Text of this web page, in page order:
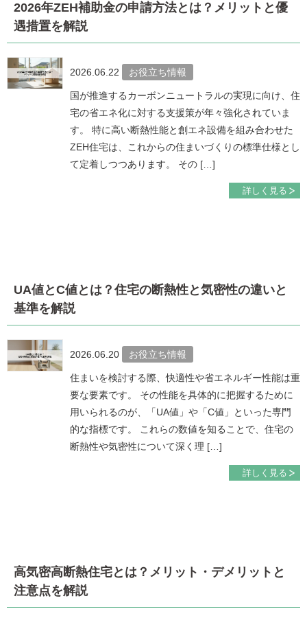
2026年ZEH補助金の申請方法とは？メリットと優
遇措置を解説
2026.06.22 お役立ち情報
国が推進するカーボンニュートラルの実現に向け、住
宅の省エネ化に対する支援策が年々強化されていま
す。 特に高い断熱性能と創エネ設備を組み合わせた
ZEH住宅は、これからの住まいづくりの標準仕様とし
て定着しつつあります。 その […]
詳しく見る
UA値とC値とは？住宅の断熱性と気密性の違いと
基準を解説
2026.06.20 お役立ち情報
住まいを検討する際、快適性や省エネルギー性能は重
要な要素です。 その性能を具体的に把握するために
用いられるのが、「UA値」や「C値」といった専門
的な指標です。 これらの数値を知ることで、住宅の
断熱性や気密性について深く理 […]
詳しく見る
高気密高断熱住宅とは？メリット・デメリットと
注意点を解説